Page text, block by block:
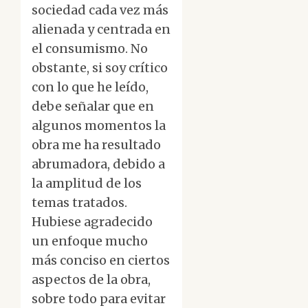
sociedad cada vez más
alienada y centrada en
el consumismo. No
obstante, si soy crítico
con lo que he leído,
debe señalar que en
algunos momentos la
obra me ha resultado
abrumadora, debido a
la amplitud de los
temas tratados.
Hubiese agradecido
un enfoque mucho
más conciso en ciertos
aspectos de la obra,
sobre todo para evitar